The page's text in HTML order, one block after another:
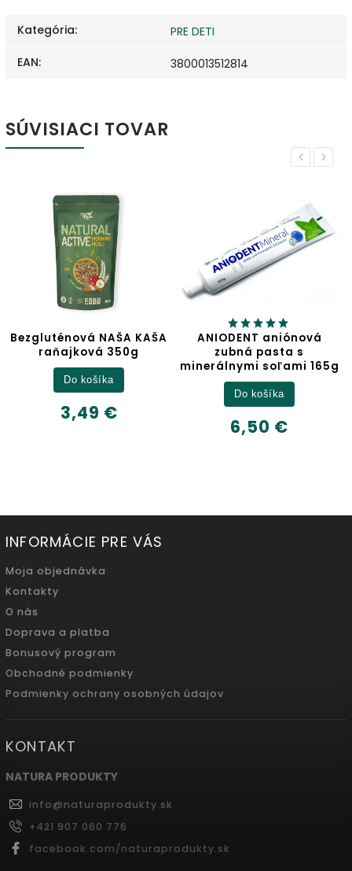
Kategória:
PRE DETI
EAN: 3800013512814
SÚVISIACI TOVAR
Previous
ANIODENT aniónová
zubná pasta s
minerálnymi soľami 165g
Do košíka
Jablčný ocot
6,32 €
Next
INFORMÁCIE PRE VÁS
Moja objednávka
Kontakty
O nás
Doprava a platba
Bonusový program
Obchodné podmienky
Podmienky ochrany osobných údajov
KONTAKT
NATURA PRODUKTY
info@naturaprodukty.sk
+421 907 060 776
facebook.com/naturaprodukty.sk